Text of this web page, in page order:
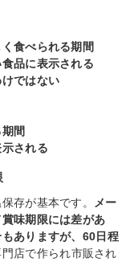
食べられる期間
品に表示される
ではない
間
される
存が基本です。
メー
味期限には差があ
ありますが、60日程
店で作られ市販され